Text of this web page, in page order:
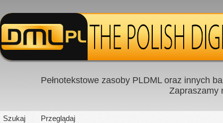
Pełnotekstowe zasoby PLDML oraz innych
Zapraszamy
Szukaj Przeglądaj